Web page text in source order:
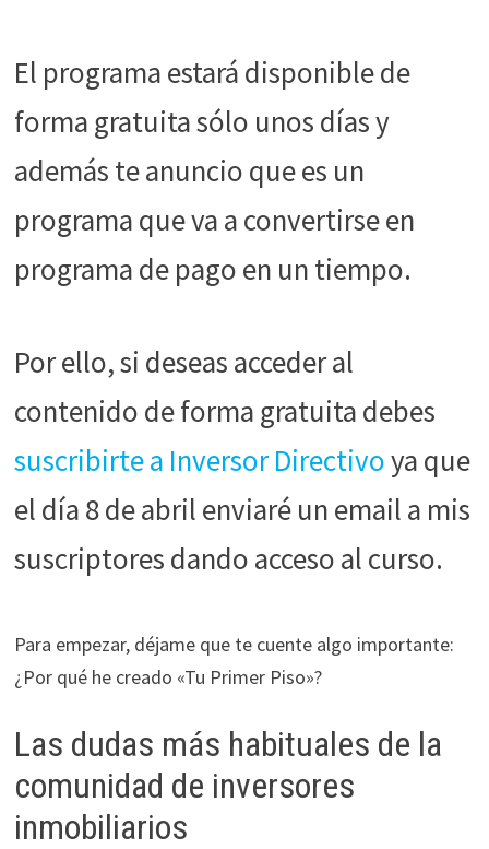
El programa estará disponible de
forma gratuita sólo unos días y
además te anuncio que es un
programa que va a convertirse en
programa de pago en un tiempo.
Por ello, si deseas acceder al
contenido de forma gratuita debes
suscribirte a Inversor Directivoya que
el día 8 de abril enviaré un email a mis
suscriptores dando acceso al curso.
Para empezar, déjame que te cuente algo importante:
¿Por qué he creado «Tu Primer Piso»?
Las dudas más habituales de la
comunidad de inversores
inmobiliarios
Experiencia
Para que
nuestra web
funcione lo
mejor posible
visita. Si
rechaza estas
cookies,
algunas
de la web.
Marketing
Al compartir tus
intereses y
comportamiento
mientras visitas
nuestro sitio,
ver contenido y
ofertas